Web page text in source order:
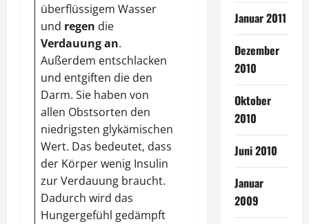
überflüssigem Wasser
und regen die
Verdauungan.
Außerdem entschlacken
und entgiften die den
Darm. Sie haben von
allen Obstsorten den
niedrigsten glykämischen
Wert. Das bedeutet, dass
der Körper wenig Insulin
zur Verdauung braucht.
Dadurch wird das
Hungergefühl gedämpft
kurbeltdie
Fettzellenrichtig
Das Gehirn schüttet
durch den Schäferreiz
Endorphineaus, die
Januar 2011
Dezember
2010
Oktober
2010
Juni 2010
Januar
2009